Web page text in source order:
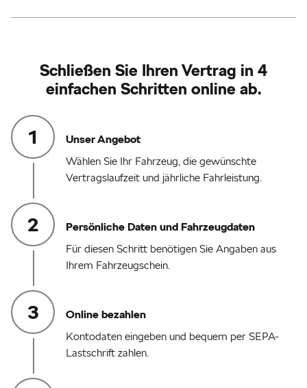
Inspektionsarbeiten
herstelleranerkannten
Werkstätten
Ihres Fahrzeuges
bar gekaufte oder finanzierte Fahrzeuge
Gewerbekunden
Škoda Partner
Jetzt berechnen
Schließen Sie Ihren Vertrag in 4
einfachen Schritten online ab.
Unser Angebot
Wählen Sie Ihr Fahrzeug, die gewünschte
Vertragslaufzeit und jährliche Fahrleistung.
Persönliche Daten und Fahrzeugdaten
Für diesen Schritt benötigen Sie Angaben aus
Ihrem Fahrzeugschein.
Online bezahlen
Kontodaten eingeben und bequem per SEPA-
Lastschrift zahlen.